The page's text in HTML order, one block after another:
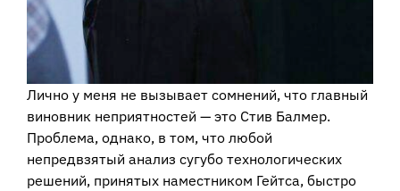
Лично у меня не вызывает сомнений, что главный
виновник неприятностей — это Стив Балмер.
Проблема, однако, в том, что любой
непредвзятый анализ сугубо технологических
решений, принятых наместником Гейтса, быстро